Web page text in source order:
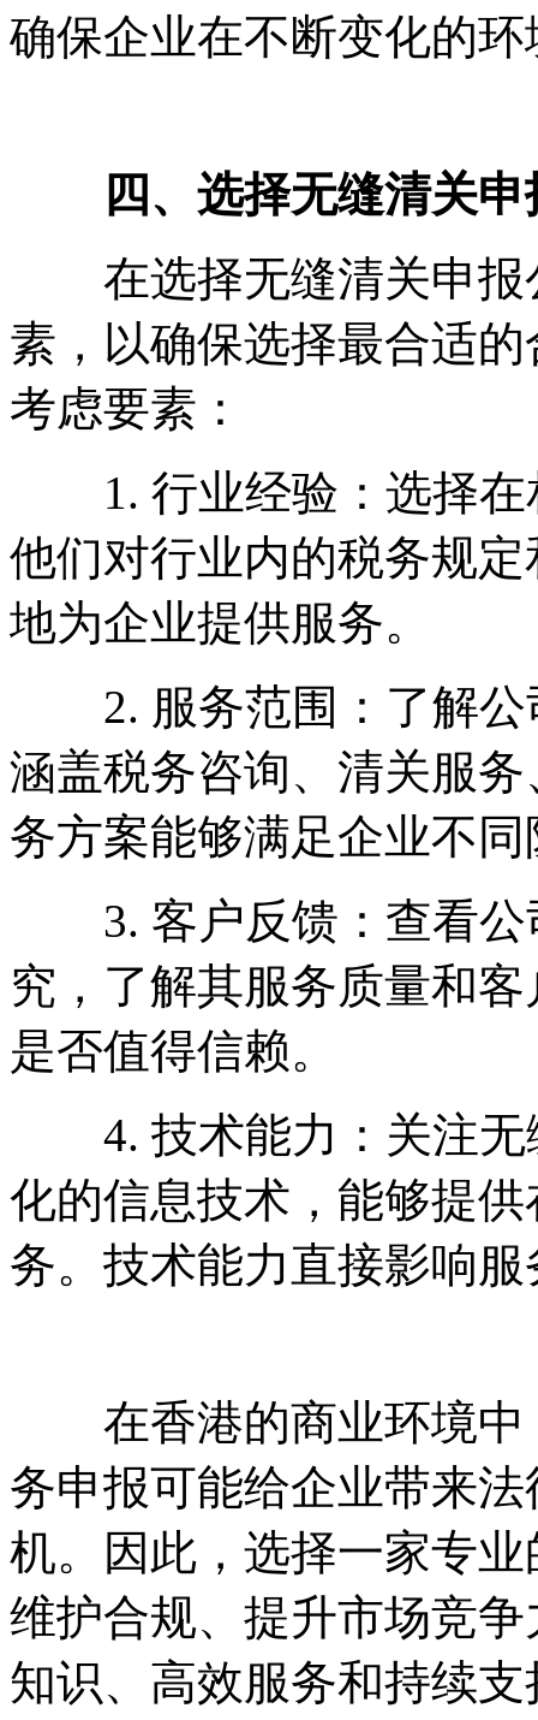
确保企业在不断变化的
四、选择无缝清关申
在选择无缝清关申报
素，以确保选择最合适
考虑要素：
1. 行业经验：选择在
他们对行业内的税务规
地为企业提供服务。
2. 服务范围：了解公
涵盖税务咨询、清关服
务方案能够满足企业不
3. 客户反馈：查看公
究，了解其服务质量和
是否值得信赖。
4. 技术能力：关注无
化的信息技术，能够提
务。技术能力直接影响
在香港的商业环境中
务申报可能给企业带来
机。因此，选择一家专
维护合规、提升市场竞
知识、高效服务和持续